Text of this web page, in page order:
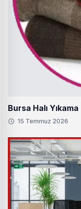
Bursa Halı Yıkama
15 Temmuz 2026